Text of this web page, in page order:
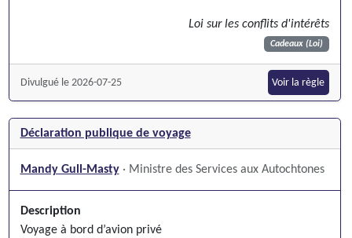
Loi sur les conflits d'intérêts
Cadeaux (Loi)
Divulgué le 2026-07-25 Voir la règle
Déclaration publique de voyage
Mandy Gull-Masty · Ministre des Services aux Autochtones
Description
Voyage à bord d’avion privé